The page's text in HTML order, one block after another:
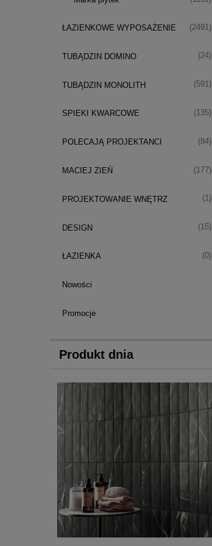
ŁAZIENKOWE WYPOSAŻENIE (2491)
TUBĄDZIN DOMINO (24)
TUBĄDZIN MONOLITH (591)
SPIEKI KWARCOWE (135)
POLECAJĄ PROJEKTANCI (84)
MACIEJ ZIEŃ (177)
PROJEKTOWANIE WNĘTRZ (1)
DESIGN (15)
ŁAZIENKA (0)
Nowości
Promocje
Produkt dnia